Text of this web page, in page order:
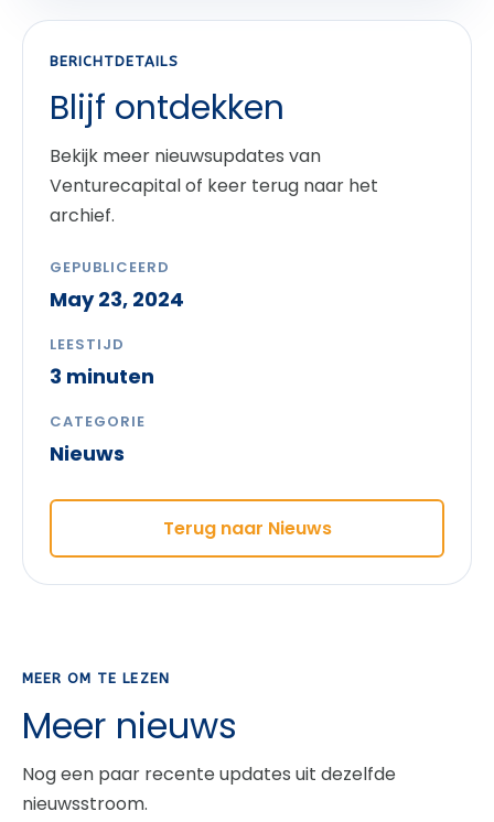
BERICHTDETAILS
Blijf ontdekken
Bekijk meer nieuwsupdates van
Venturecapital of keer terug naar het
archief.
GEPUBLICEERD
May 23, 2024
LEESTIJD
3 minuten
CATEGORIE
Nieuws
Terug naar Nieuws
MEER OM TE LEZEN
Meer nieuws
Nog een paar recente updates uit dezelfde
nieuwsstroom.